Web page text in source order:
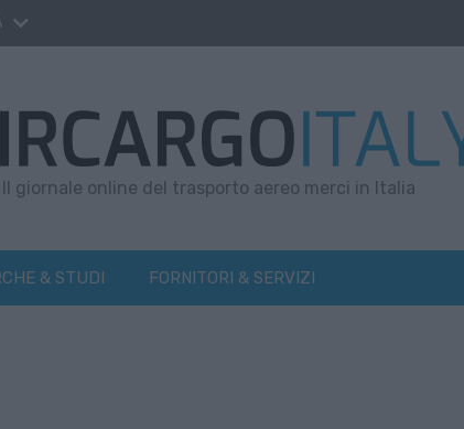
Il giornale online del trasporto aereo merci in Italia
& STUDI FORNITORI & SERVIZI